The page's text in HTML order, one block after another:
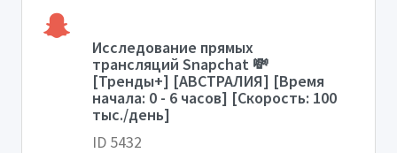
Исследование прямых
трансляций Snapchat 💸
[Тренды+] [АВСТРАЛИЯ] [Время
начала: 0 - 6 часов] [Скорость: 100
тыс./день]
ID 5432